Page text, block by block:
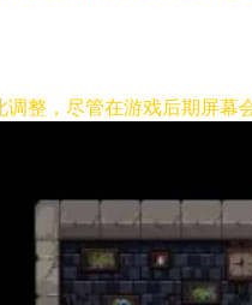
整，尽管在游戏后期屏幕